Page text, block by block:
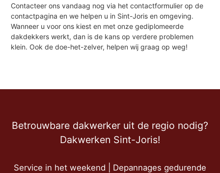
Contacteer ons vandaag nog via het contactformulier op de
contactpagina en we helpen u in Sint-Joris en omgeving.
Wanneer u voor ons kiest en met onze gediplomeerde
dakdekkers werkt, dan is de kans op verdere problemen
klein. Ook de doe-het-zelver, helpen wij graag op weg!
Betrouwbare dakwerker uit de regio nodig?
Dakwerken Sint-Joris!
Service in het weekend | Depannages gedurende